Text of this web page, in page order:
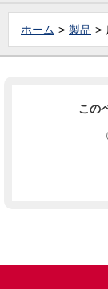
ホーム 製品
この